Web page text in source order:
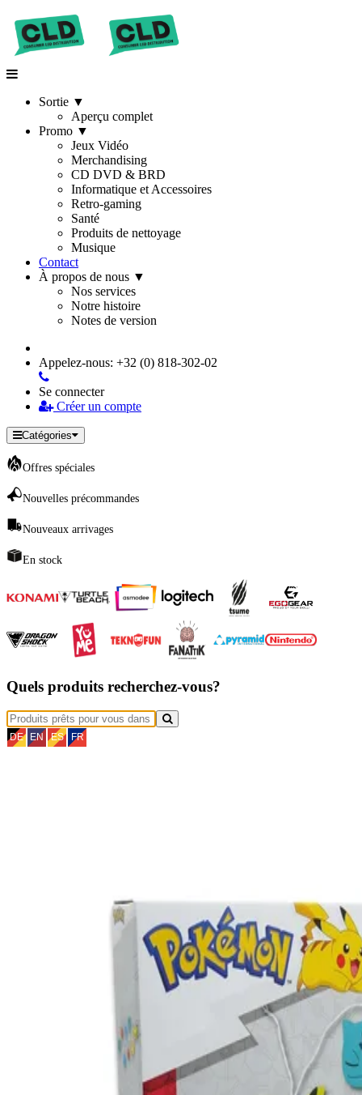
Sortie ▼
Aperçu complet
Promo ▼
Jeux Vidéo
Merchandising
CD DVD & BRD
Informatique et Accessoires
Retro-gaming
Santé
Produits de nettoyage
Musique
Contact
À propos de nous ▼
Nos services
Notre histoire
Notes de version
Appelez-nous: +32 (0) 818-302-02
Se connecter
Créer un compte
Catégories
Offres spéciales
Nouvelles précommandes
Nouveaux arrivages
En stock
Quels produits recherchez-vous?